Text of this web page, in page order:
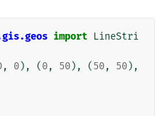
import LineStri
, 0), (0, 50), (50, 50),